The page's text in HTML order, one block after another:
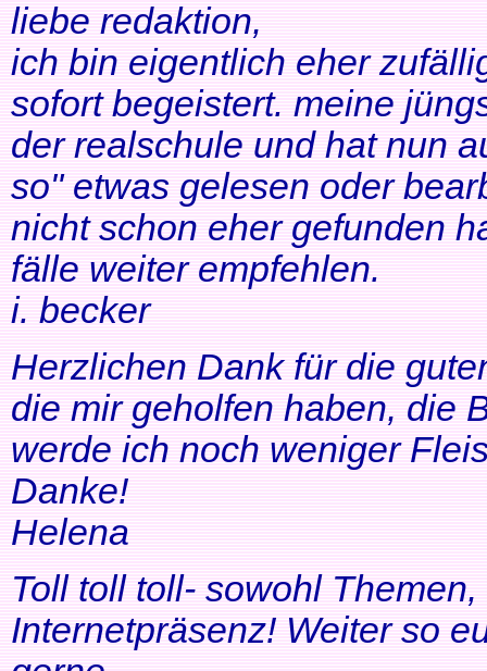
liebe redaktion,
ich bin eigentlich eher
sofort begeistert. meine
der realschule und hat nun
so" etwas gelesen oder
nicht schon eher gefunden
fälle weiter empfehlen.
i. becker
Herzlichen Dank für die
die mir geholfen haben, die
werde ich noch weniger
Danke!
Helena
Toll toll toll- sowohl
Internetpräsenz! Weiter so